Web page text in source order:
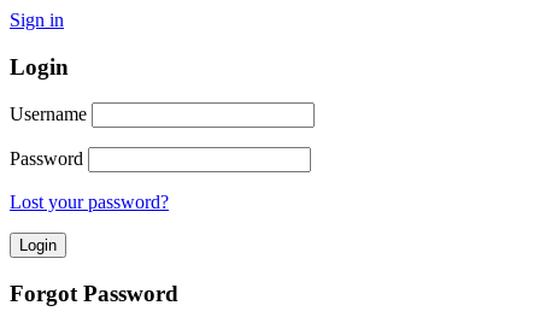
Sign in
Login
Username
Password
Lost your password?
Forgot Password